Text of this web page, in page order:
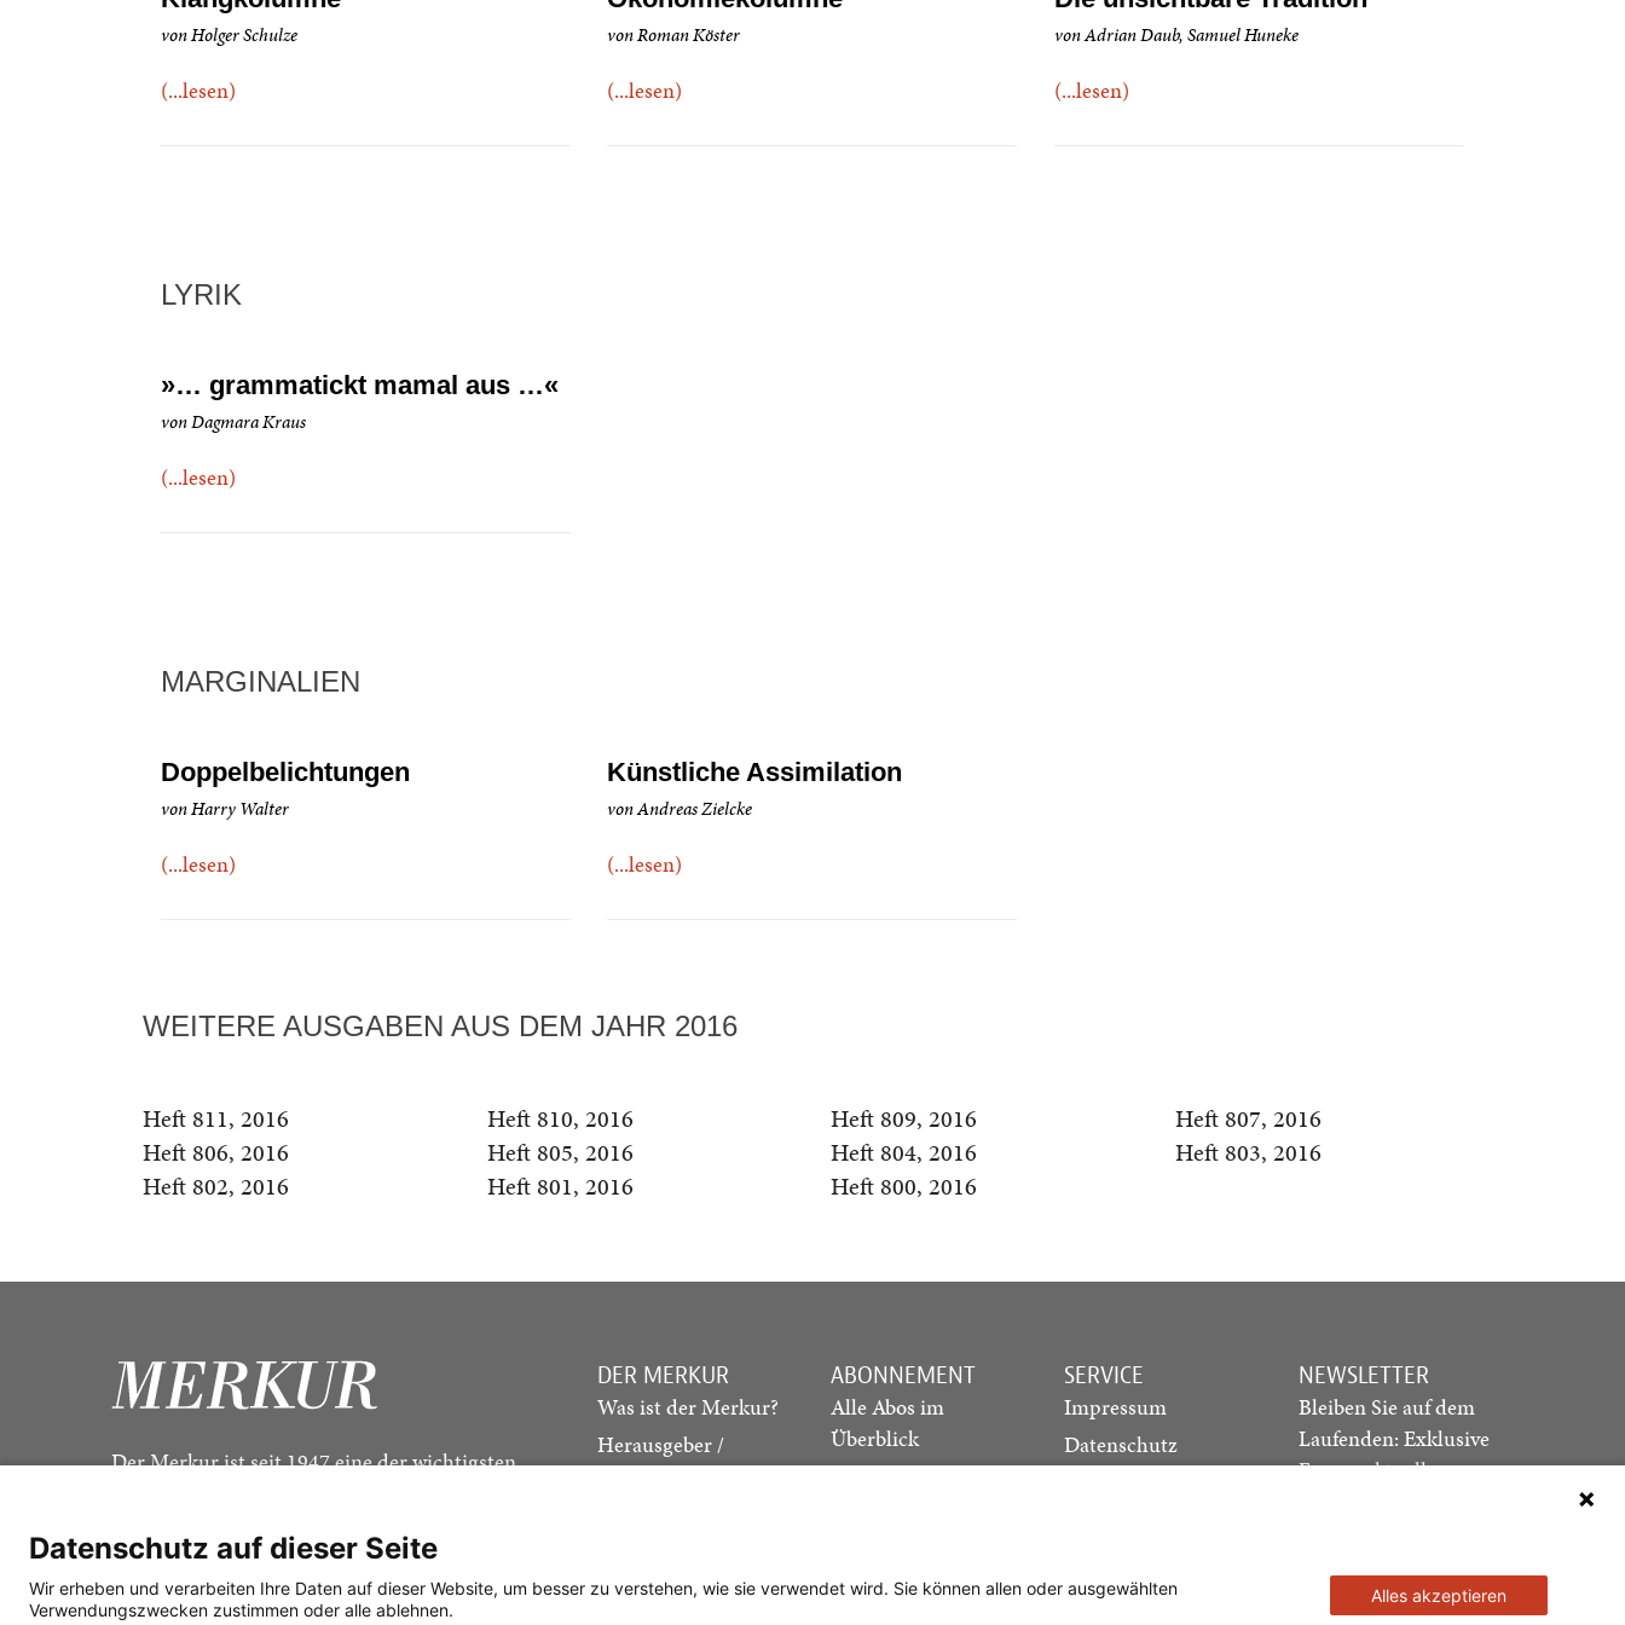
von Holger Schulze
(...lesen)
von Roman Köster
(...lesen)
von Adrian Daub, Samuel Huneke
(...lesen)
LYRIK
»… grammatickt mamal aus …«
von Dagmara Kraus
(...lesen)
MARGINALIEN
Doppelbelichtungen
von Harry Walter
(...lesen)
Künstliche Assimilation
von Andreas Zielcke
(...lesen)
WEITERE AUSGABEN AUS DEM JAHR 2016
Heft 811, 2016 Heft 810, 2016 Heft 809, 2016
Heft 807, 2016
Heft 806, 2016
Heft 805, 2016 Heft 804, 2016
Heft 803, 2016
Heft 802, 2016
Heft 801, 2016 Heft 800, 2016
Der Merkur ist seit 1947 eine der wichtigsten
DER MERKUR
Was ist der Merkur?
Herausgeber /
Redaktion
ABONNEMENT
Alle Abos im
Überblick
Print-Abo
Studierenden-Abo
SERVICE
Impressum
Datenschutz
NEWSLETTER
Bleiben Sie auf dem
Laufenden: Exklusive
Essays, aktuelle
Datenschutz auf dieser Seite
Wir erheben und verarbeiten Ihre Daten auf dieser Website, um besser zu verstehen, wie sie verwendet wird. Sie können allen oder ausgewählten
Verwendungszwecken zustimmen oder alle ablehnen.
Alles akzeptieren